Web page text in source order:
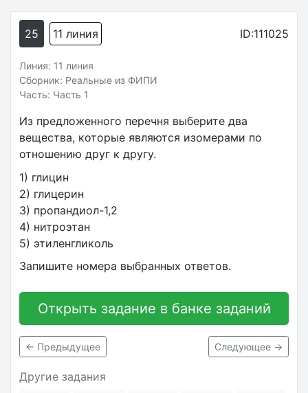
25 11 линия ID:111025
Линия: 11 линия
Сборник: Реальные из ФИПИ
Часть: Часть 1
Из предложенного перечня выберите два
вещества, которые являются изомерами по
отношению друг к другу.
1) глицин
2) глицерин
3) пропандиол-1,2
4) нитроэтан
5) этиленгликоль
Запишите номера выбранных ответов.
Открыть задание в банке заданий
← Предыдущее Следующее →
Другие задания